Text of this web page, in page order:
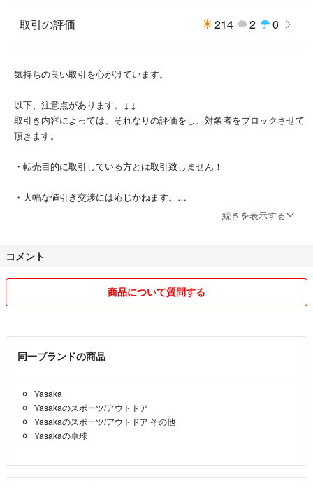
取引の評価 214 2 0
気持ちの良い取引を心がけています。
以下、注意点があります。↓↓
取引き内容によっては、それなりの評価をし、対象者をブロックさせて
頂きます。
・転売目的に取引している方とは取引致しません！
・大幅な値引き交渉には応じかねます。
ンセルになった経緯もありました。ガイドに添った取引ができない方、
コメント対応できない方・非常識な方は即ブロックさせて頂きます。
《配送に関して》
その送料は価格に見合った送料をプラスαさせて頂きます☆
続きを表示する
コメント
商品について質問する
同一ブランドの商品
Yasaka
Yasakaのスポーツ/アウトドア
Yasakaのスポーツ/アウトドア その他
Yasakaの卓球